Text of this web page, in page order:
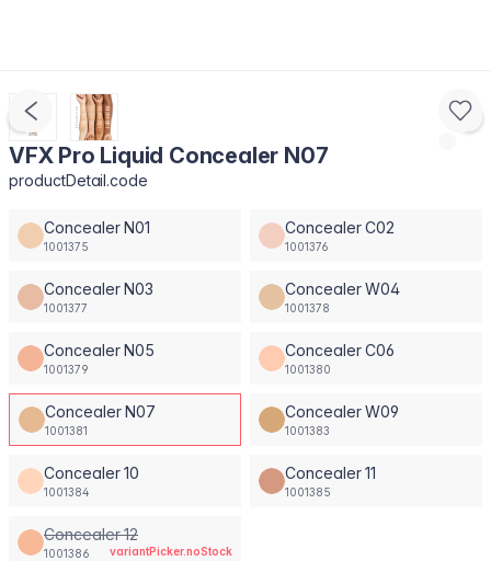
VFX Pro Liquid Concealer N07
productDetail.code
Concealer N01
1001375
Concealer C02
1001376
Concealer N03
1001377
Concealer W04
1001378
Concealer N05
1001379
Concealer C06
1001380
Concealer N07
1001381
Concealer W09
1001383
Concealer 10
1001384
Concealer 11
1001385
Concealer 12
1001386 variantPicker.noStock